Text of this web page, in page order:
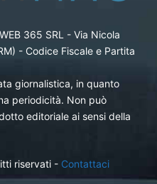
365 SRL - Via Nicola
- Codice Fiscale e Partita
giornalistica, in quanto
periodicità. Non può
editoriale ai sensi della
riservati - Contattaci